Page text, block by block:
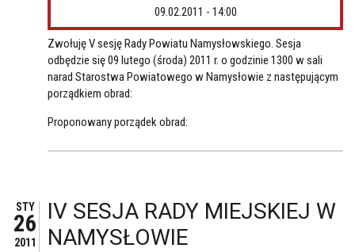
09.02.2011 - 14:00
Zwołuję V sesję Rady Powiatu Namysłowskiego. Sesja
odbędzie się 09 lutego (środa) 2011 r. o godzinie 1300 w sali
narad Starostwa Powiatowego w Namysłowie z następującym
porządkiem obrad:
Proponowany porządek obrad:
STY
26
2011
IV SESJA RADY MIEJSKIEJ W
NAMYSŁOWIE